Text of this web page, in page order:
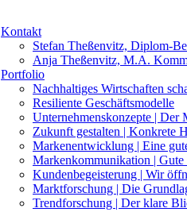
Kontakt
Stefan Theßenvitz, Diplom-
Anja Theßenvitz, M.A.
Portfolio
Nachhaltiges Wirtschaften
Resiliente Geschäftsmodelle
Unternehmenskonzepte | Der
Zukunft gestalten | Konkrete
Markenentwicklung | Eine
Markenkommunikation |
Kundenbegeisterung | Wir
Marktforschung | Die
Trendforschung | Der klare